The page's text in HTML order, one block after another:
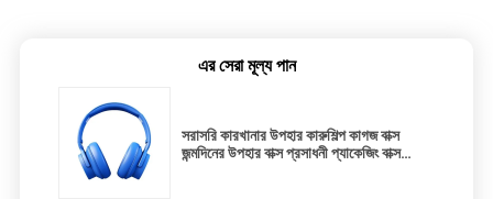
এর সেরা মূল্য পান
সরাসরি কারখানার উপহার কারুশিল্প কাগজ বাক্স
জন্মদিনের উপহার বাক্স প্রসাধনী প্যাকেজিং বাক্স